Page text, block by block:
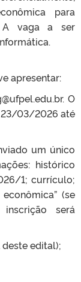
para
A vaga a ser
apresentar:
O
23/03/2026 até
um único
histórico
1; currículo;
(se
será
deste edital);